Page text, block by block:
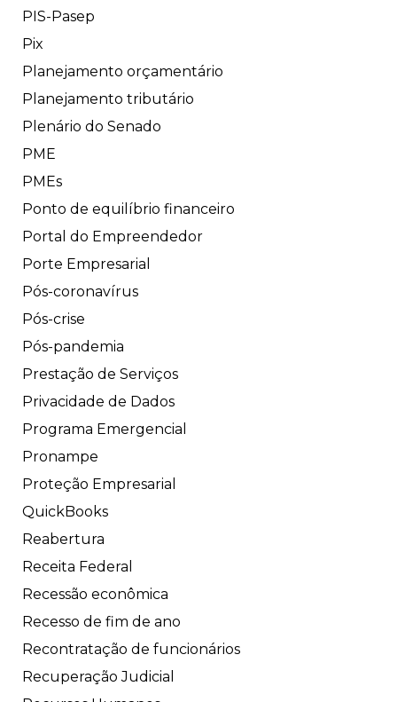
PIS-Pasep
Pix
Planejamento orçamentário
Planejamento tributário
Plenário do Senado
PME
PMEs
Ponto de equilíbrio financeiro
Portal do Empreendedor
Porte Empresarial
Pós-coronavírus
Pós-crise
Pós-pandemia
Prestação de Serviços
Privacidade de Dados
Programa Emergencial
Pronampe
Proteção Empresarial
QuickBooks
Reabertura
Receita Federal
Recessão econômica
Recesso de fim de ano
Recontratação de funcionários
Recuperação Judicial